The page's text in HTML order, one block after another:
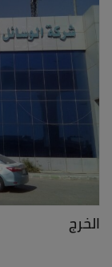
الخرج